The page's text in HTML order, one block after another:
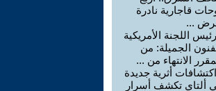
قاجارية نادرة
...
رئيس اللجنة الأمريكية
الجميلة: من
الانتهاء من ...
اكتشافات أثرية جديدة
ألتاي تكشف أسرار